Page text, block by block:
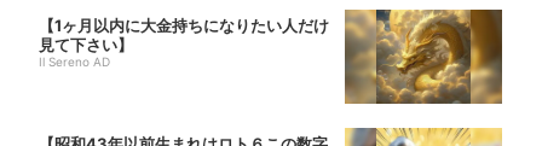
【1ヶ月以内に大金持ちになりたい人だけ
見て下さい】
Il Sereno AD